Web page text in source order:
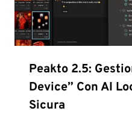
Peakto 2.5:
Device” Con AI
Sicura